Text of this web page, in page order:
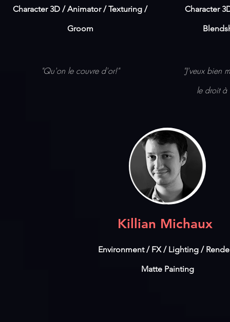
Character 3D / Animator / Texturing /
Groom
"Qu'on le couvre d'or!"
Character
"J'veux bien
le droit à
Killian Michaux
Environment / FX / Lighting /
Matte Painting